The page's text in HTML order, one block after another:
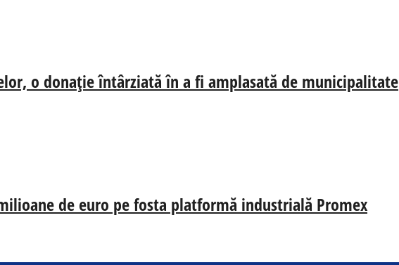
o donație întârziată în a fi amplasată de municipalitate
de euro pe fosta platformă industrială Promex